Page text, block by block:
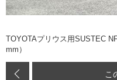
TOYOTAプリウス用SUSTEC
mm）
こ